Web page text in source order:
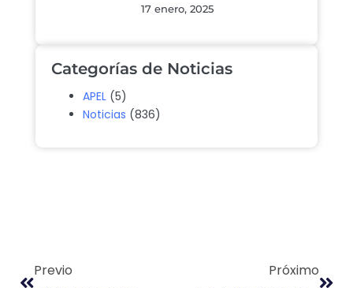
17 enero, 2025
Categorías de Noticias
APEL (5)
Noticias (836)
Previo Próximo